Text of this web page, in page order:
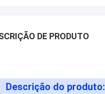
DE PRODUTO
Descrição do produto: